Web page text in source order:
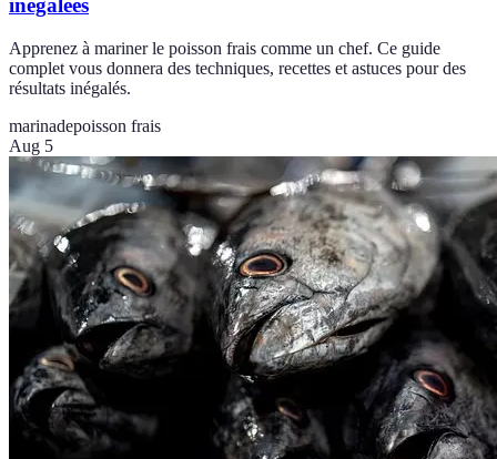
inégalées
Apprenez à mariner le poisson frais comme un chef. Ce guide
complet vous donnera des techniques, recettes et astuces pour des
résultats inégalés.
marinadepoisson frais
Aug 5